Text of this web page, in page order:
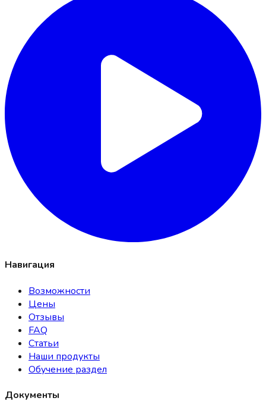
Навигация
Возможности
Цены
Отзывы
FAQ
Статьи
Наши продукты
Обучение раздел
Документы